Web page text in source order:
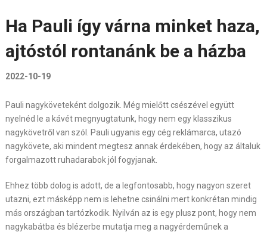
Ha Pauli így várna minket haza,
ajtóstól rontanánk be a házba
2022-10-19
Pauli nagyköveteként dolgozik. Még mielőtt csészével együtt
nyelnéd le a kávét megnyugtatunk, hogy nem egy klasszikus
nagykövetről van szól. Pauli ugyanis egy cég reklámarca, utazó
nagykövete, aki mindent megtesz annak érdekében, hogy az általuk
forgalmazott ruhadarabok jól fogyjanak.
Ehhez több dolog is adott, de a legfontosabb, hogy nagyon szeret
utazni, ezt másképp nem is lehetne csinálni mert konkrétan mindig
más országban tartózkodik. Nyilván az is egy plusz pont, hogy nem
nagykabátba és blézerbe mutatja meg a nagyérdeműnek a